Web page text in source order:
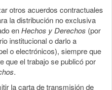
otros acuerdos contractuales
la distribución no exclusiva
enHechos y Derechos (por
institucional o darlo a
o electrónicos), siempre que
que el trabajo se publicó por
.
la carta de transmisión de